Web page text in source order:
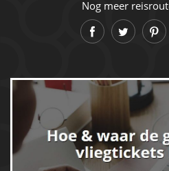
Nog meer